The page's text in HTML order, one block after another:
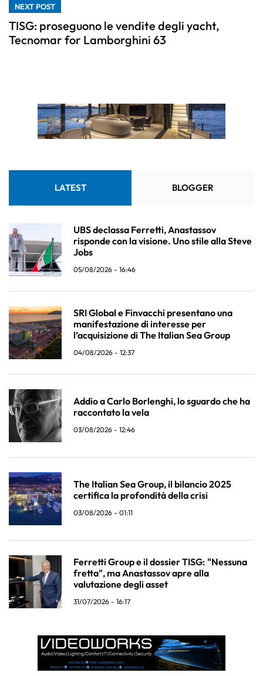
NEXT POST
TISG: proseguono le vendite degli yacht,
Tecnomar for Lamborghini 63
LATEST BLOGGER
UBS declassa Ferretti, Anastassov
risponde con la visione. Uno stile alla Steve
Jobs
05/08/2026 - 16:46
SRI Global e Finvacchi presentano una
manifestazione di interesse per
l’acquisizione di The Italian Sea Group
04/08/2026 - 12:37
Addio a Carlo Borlenghi, lo sguardo che ha
raccontato la vela
03/08/2026 - 12:46
The Italian Sea Group, il bilancio 2025
certifica la profondità della crisi
03/08/2026 - 01:11
Ferretti Group e il dossier TISG: "Nessuna
fretta", ma Anastassov apre alla
valutazione degli asset
31/07/2026 - 16:17